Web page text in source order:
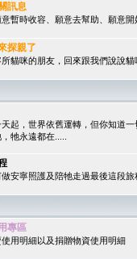
訊息
暫時收容、願意去幫助、願意
探親了
貓咪的朋友，回來跟我們說說
起，世界依舊運轉，但你知道
牠永遠都在.....
安寧照護及陪牠走過最後這段
專區
用明細以及捐贈物資使用明細